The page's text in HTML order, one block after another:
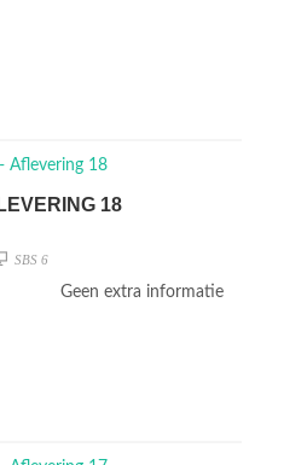
18
SBS 6
Geen extra informatie